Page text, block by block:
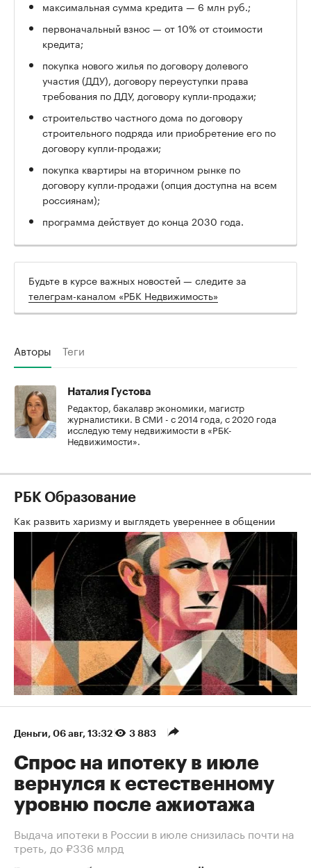
максимальная сумма кредита — 6 млн руб.;
первоначальный взнос — от 10% от стоимости
кредита;
покупка нового жилья по договору долевого
участия (ДДУ), договору переуступки права
требования по ДДУ, договору купли-продажи;
строительство частного дома по договору
строительного подряда или приобретение его по
договору купли-продажи;
покупка квартиры на вторичном рынке по
договору купли-продажи (опция доступна на всем
россиянам);
программа действует до конца 2030 года.
Будьте в курсе важных новостей — следите за
телеграм-каналом «РБК Недвижимость»
Авторы Теги
Наталия Густова
Редактор, бакалавр экономики, магистр
журналистики. В СМИ - с 2014 года, с 2020 года
исследую тему недвижимости в «РБК-
Недвижимости».
РБК Образование
Как развить харизму и выглядеть увереннее в общении
Деньги⁠, 06 авг, 13:32 3 883
Спрос на ипотеку в июле
вернулся к естественному
уровню после ажиотажа
Выдача ипотеки в России в июле снизилась почти на
треть, до ₽336 млрд